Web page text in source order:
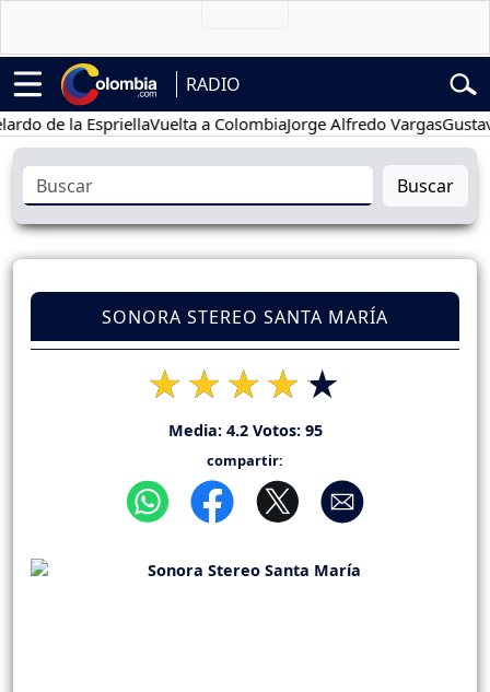
RADIO
la EspriellaVuelta a ColombiaJorge Alfredo VargasGustavo
Buscar
SONORA STEREO SANTA MARÍA
Media: 4.2Votos: 95
compartir: